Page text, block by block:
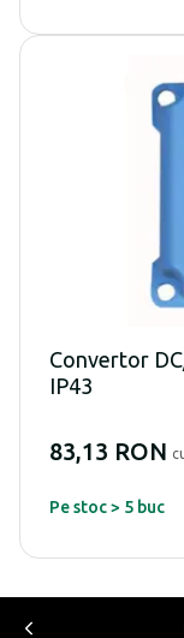
Convertor
IP43
83,13 RON
Pe stoc > 5 buc